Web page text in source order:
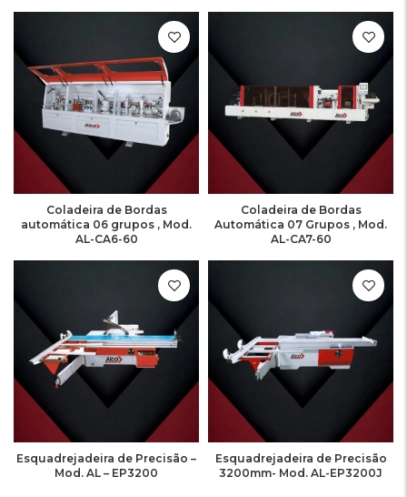
Coladeira de Bordas
automática 06 grupos , Mod.
AL-CA6-60
Coladeira de Bordas
Automática 07 Grupos , Mod.
AL-CA7-60
Esquadrejadeira de Precisão –
Mod. AL – EP3200
Esquadrejadeira de Precisão
3200mm- Mod. AL-EP3200J